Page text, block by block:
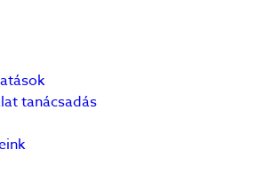
tanácsadás